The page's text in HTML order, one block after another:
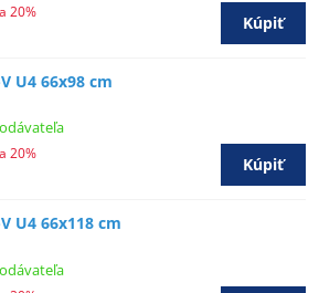
20%
Kúpiť
U4 66x98 cm
20%
Kúpiť
U4 66x118 cm